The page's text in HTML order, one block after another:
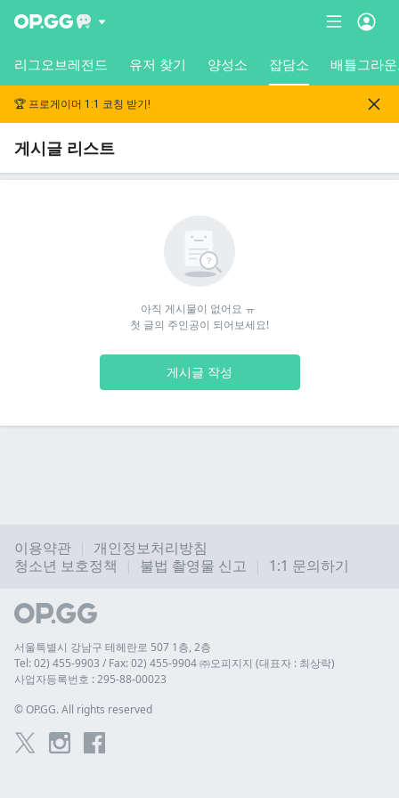
리그오브레전드 유저 찾기 양성소 잡담소 배틀그라
🏆 프로게이머 1:1 코칭 받기!
게시글 리스트
아직 게시물이 없어요 ㅠ
첫 글의 주인공이 되어보세요!
게시글 작성
이용약관
개인정보처리방침
청소년 보호정책
불법 촬영물 신고 1:1 문의하기
서울특별시 강남구 테헤란로 507 1층, 2층
Tel: 02) 455-9903 / Fax: 02) 455-9904 ㈜오피지지 (대표자 : 최상락)
사업자등록번호 : 295-88-00023
© OP.GG. All rights reserved